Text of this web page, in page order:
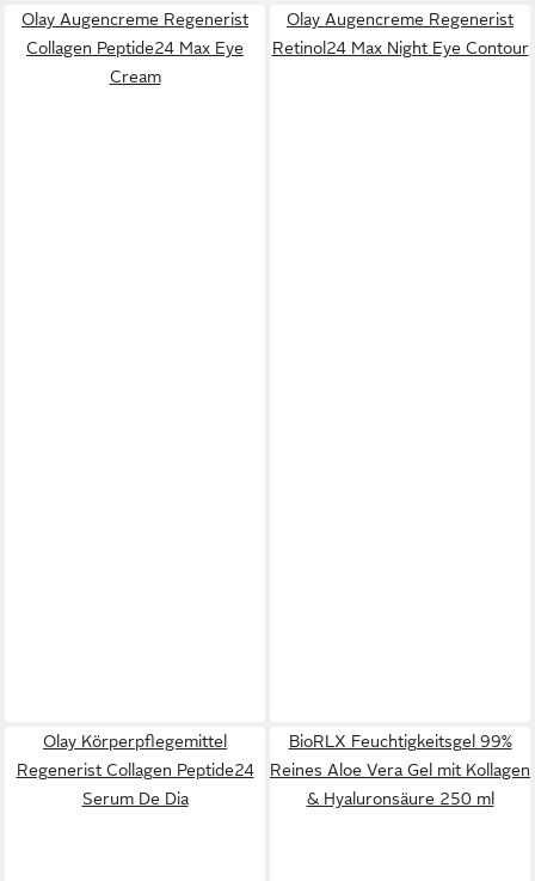
Olay Augencreme Regenerist
Collagen Peptide24 Max Eye
Cream
Olay Augencreme Regenerist
Retinol24 Max Night Eye Contour
Olay Körperpflegemittel
Regenerist Collagen Peptide24
Serum De Dia
BioRLX Feuchtigkeitsgel 99%
Reines Aloe Vera Gel mit Kollagen
& Hyaluronsäure 250 ml